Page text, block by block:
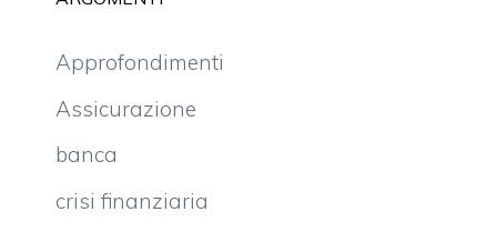
Approfondimenti
Assicurazione
banca
crisi finanziaria